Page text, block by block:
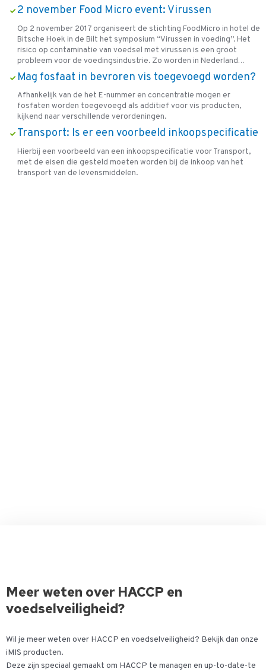
2 november Food Micro event: Virussen
Op 2 november 2017 organiseert de stichting FoodMicro in hotel de
Bitsche Hoek in de Bilt het symposium “Virussen in voeding”. Het
risico op contaminatie van voedsel met virussen is een groot
probleem voor de voedingsindustrie. Zo worden in Nederland…
Mag fosfaat in bevroren vis toegevoegd worden?
Afhankelijk van de het E-nummer en concentratie mogen er
fosfaten worden toegevoegd als additief voor vis producten,
kijkend naar verschillende verordeningen.
Transport: Is er een voorbeeld inkoopspecificatie
Hierbij een voorbeeld van een inkoopspecificatie voor Transport,
met de eisen die gesteld moeten worden bij de inkoop van het
transport van de levensmiddelen.
Meer weten over HACCP en
voedselveiligheid?
Wil je meer weten over HACCP en voedselveiligheid? Bekijk dan onze
iMIS producten.
Deze zijn speciaal gemaakt om HACCP te managen en up-to-date-te